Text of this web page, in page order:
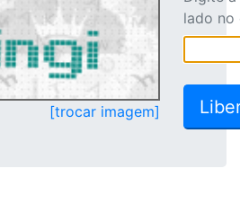
[trocar imagem]
lado no